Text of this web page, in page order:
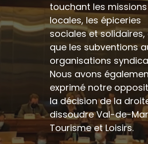
touchant les missions
locales, les épiceries
sociales et solidaires,
que les subventions
organisations
Nous avons
exprimé notre
la décision de la
dissoudre Val-de-
Tourisme et Loisirs.